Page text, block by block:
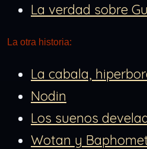
La verdad sobre
La otra historia:
La cabala,
Nodin
Los suenos
Wotan y